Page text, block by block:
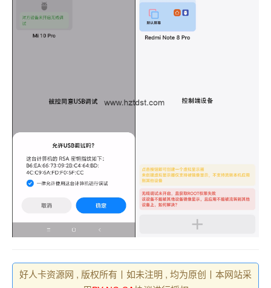
好人卡资源网 , 版权所有丨如未注明 , 均为原创丨本网站采